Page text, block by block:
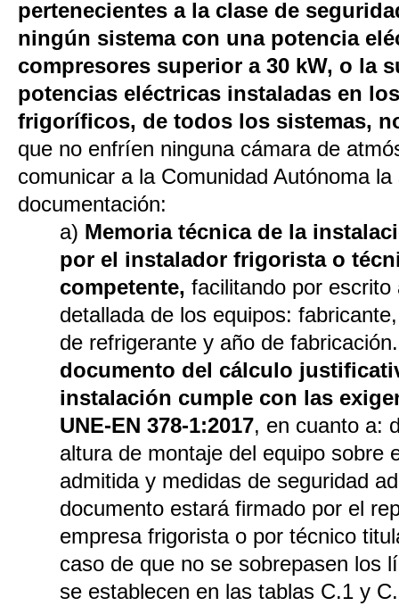
pertenecientes a la clase de
ningún sistema con una potencia
compresores superior a 30 kW, o la
potencias eléctricas instaladas en
frigoríficos, de todos los sistemas,
que no enfríen ninguna cámara de
comunicar a la Comunidad Autónoma la
documentación:
a) Memoria técnica de la
por el instalador frigorista o
competente, facilitando por
detallada de los equipos:
de refrigerante y año de
documento del cálculo
instalación cumple con las
UNE-EN 378-1:2017, en cuanto a:
altura de montaje del equipo sobre
admitida y medidas de seguridad
documento estará firmado por el
empresa frigorista o por técnico
caso de que no se sobrepasen los
se establecen en las tablas C.1 y